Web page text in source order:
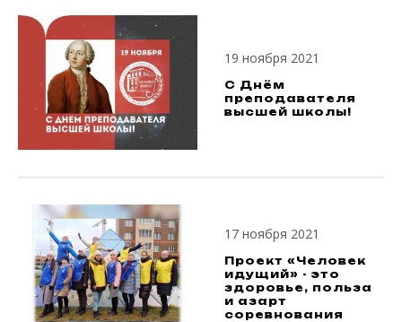
19 ноября 2021
С Днём
преподавателя
высшей школы!
17 ноября 2021
Проект «Человек
идущий» - это
здоровье, польза
и азарт
соревнования